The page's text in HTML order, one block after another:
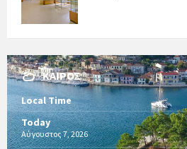
ΚΑΙΡΌΣ
Local Time
Today
Αύγουστος 7, 2026